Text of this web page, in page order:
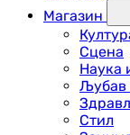
Магазин
Сцена
Наука
Љубав
Стил